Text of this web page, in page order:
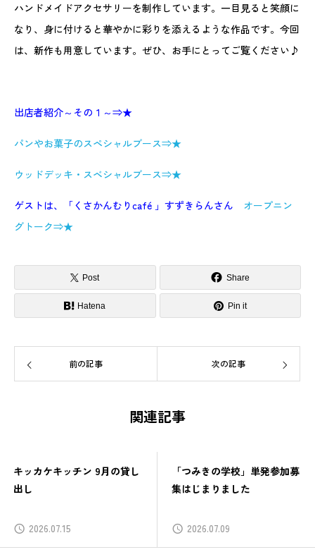
ハンドメイドアクセサリーを制作しています。一目見ると笑顔に
なり、身に付けると華やかに彩りを添えるような作品です。今回
は、新作も用意しています。ぜひ、お手にとってご覧ください♪
出店者紹介～その１～⇒★
パンやお菓子のスペシャルブース⇒★
ウッドデッキ・スベシャルブース⇒★
ゲストは、「くさかんむりcafé 」すずきらんさん オープニン
グトーク⇒★
Post Share
Hatena Pin it
前の記事 次の記事
関連記事
キッカケキッチン 9月の貸し
出し
2026.07.15
「つみきの学校」単発参加募
集はじまりました
2026.07.09